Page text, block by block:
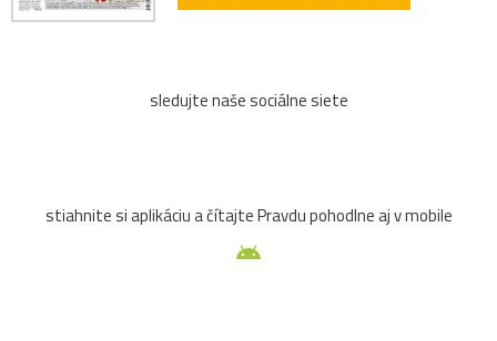
sledujte naše sociálne siete
stiahnite si aplikáciu a čítajte Pravdu pohodlne aj v mobile